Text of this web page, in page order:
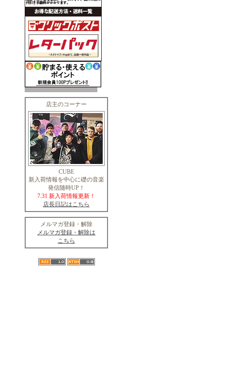
店主のコーナー
CUBE
新入荷情報を中心に礎の音楽
発信随時UP！
7.31 新入荷情報更新！
店長日記はこちら
メルマガ登録・解除
メルマガ登録・解除は
こちら